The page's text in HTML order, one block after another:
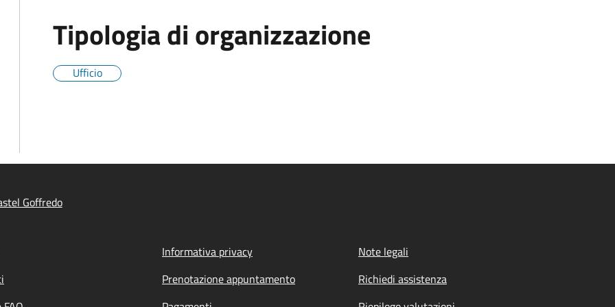
Tipologia di organizzazione
Ufficio
Goffredo
Informativa privacy
Note legali
Prenotazione appuntamento
Richiedi assistenza